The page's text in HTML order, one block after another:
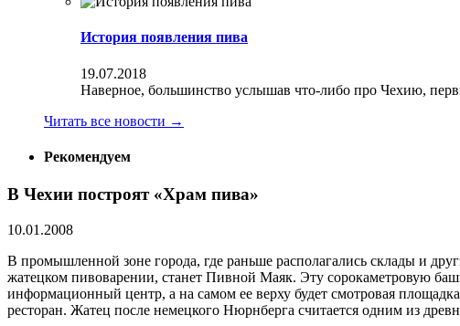
История появления пива
19.07.2018
Наверное, большинство услышав что-либо про Чехию,
Читать все новости →
Рекомендуем
В Чехии построят «Храм пива»
10.01.2008
В промышленной зоне города, где раньше располагались склады и
жатецком пивоварении, станет Пивной Маяк. Эту сорокаметровую
информационный центр, а на самом ее верху будет смотровая
ресторан. Жатец после немецкого Нюрнберга считается одним из